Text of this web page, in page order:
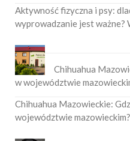
Aktywność fizyczna i psy:
wyprowadzanie jest ważne?
Chihuahua
w województwie
Chihuahua Mazowieckie:
województwie